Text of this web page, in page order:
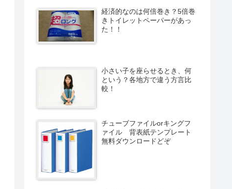
経済的なのは何倍巻き？5倍巻
きトイレットペーパーがあっ
た！！
小さい子を座らせるとき、何
という？各地方で違う方言比
較！
チューブファイルorキングフ
ァイル 背表紙テンプレート
無料ダウンロードどぞ